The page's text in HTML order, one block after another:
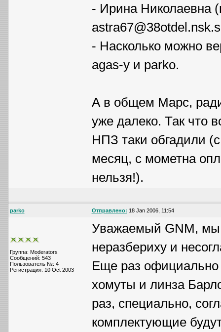
- Ирина Николаевна
- Насколько можно
agas-у и parko.
А в общем Марс, ради
уже далеко. Так что
НПЗ таки обгадили
месяц, с мометна
нельзя!).
parko Отправлено: 18 Jan 2006, 11:54
Группа: Moderators
Сообщений: 543
Пользователь №: 4
Регистрация: 10 Oct 2003
Уважаемый GNM, мы
неразбериху и
Еще раз официально
хомуты и линза
раз, специально,
комплектующие